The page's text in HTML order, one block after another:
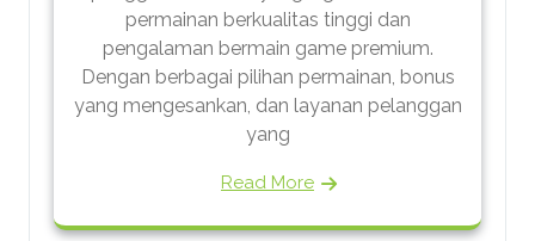
permainan berkualitas tinggi dan
pengalaman bermain game premium.
Dengan berbagai pilihan permainan, bonus
yang mengesankan, dan layanan pelanggan
yang
Read More